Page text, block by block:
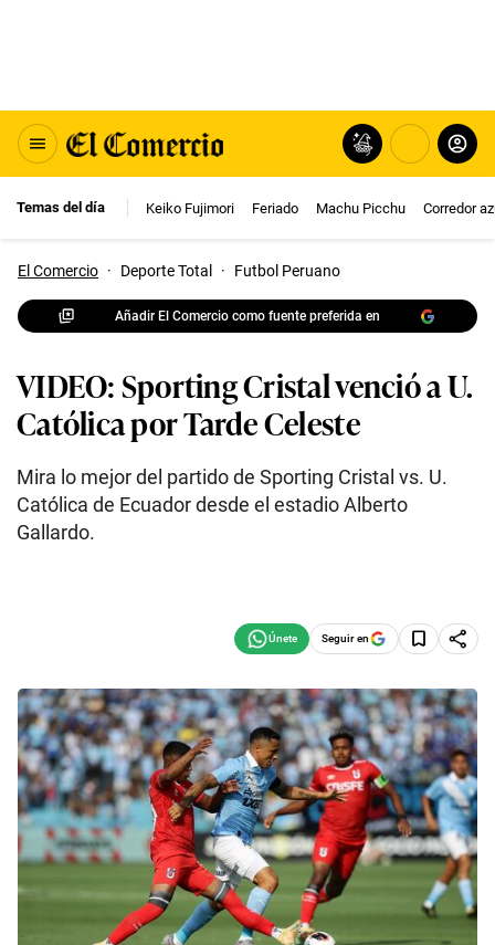
Temas del día Keiko Fujimori Feriado Machu Picchu Corredor
El Comercio · Deporte Total · Futbol Peruano
Añadir El Comercio como fuente preferida en
VIDEO: Sporting Cristal venció a U.
Católica por Tarde Celeste
Mira lo mejor del partido de Sporting Cristal vs. U.
Católica de Ecuador desde el estadio Alberto
Gallardo.
Seguir en